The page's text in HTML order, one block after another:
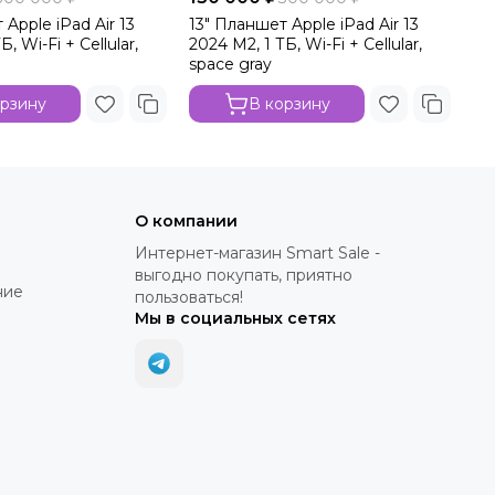
iPad Air 13
Wi-Fi + Cellular,
13" Планшет Apple iPad Air 13
2024 M2, 1 ТБ, Wi-Fi + Cellular,
space gray
В корзину
О компании
Интернет-магазин Smart Sale -
выгодно покупать, приятно
пользоваться!
Мы в социальных сетях